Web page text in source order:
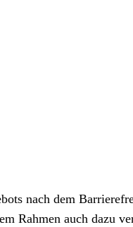
nach dem
Rahmen auch